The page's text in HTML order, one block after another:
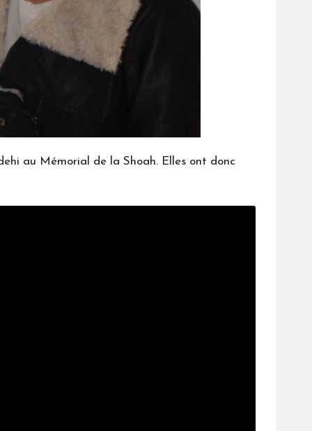
au Mémorial de la Shoah. Elles ont donc